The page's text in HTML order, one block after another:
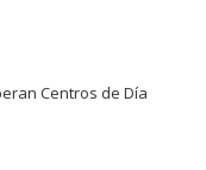
Centros de Día